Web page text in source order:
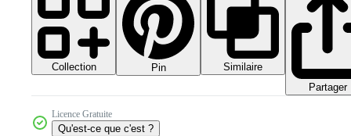
Collection Pin
Similaire
Partager
Licence Gratuite
Qu'est-ce que c'est ?